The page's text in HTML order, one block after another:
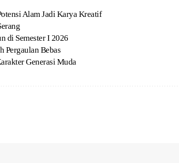
Alam Jadi Karya Kreatif
di Semester I 2026
Pergaulan Bebas
Generasi Muda